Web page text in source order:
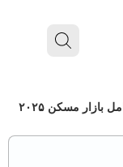
مسکن ۲۰۲۵